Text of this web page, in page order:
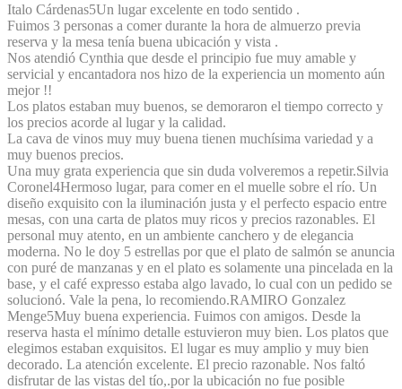
Italo Cárdenas5Un lugar excelente en todo sentido .
Fuimos 3 personas a comer durante la hora de almuerzo previa
reserva y la mesa tenía buena ubicación y vista .
Nos atendió Cynthia que desde el principio fue muy amable y
servicial y encantadora nos hizo de la experiencia un momento aún
mejor !!
Los platos estaban muy buenos, se demoraron el tiempo correcto y
los precios acorde al lugar y la calidad.
La cava de vinos muy muy buena tienen muchísima variedad y a
muy buenos precios.
Una muy grata experiencia que sin duda volveremos a repetir.Silvia
Coronel4Hermoso lugar, para comer en el muelle sobre el río. Un
diseño exquisito con la iluminación justa y el perfecto espacio entre
mesas, con una carta de platos muy ricos y precios razonables. El
personal muy atento, en un ambiente canchero y de elegancia
moderna. No le doy 5 estrellas por que el plato de salmón se anuncia
con puré de manzanas y en el plato es solamente una pincelada en la
base, y el café expresso estaba algo lavado, lo cual con un pedido se
solucionó. Vale la pena, lo recomiendo.RAMIRO Gonzalez
Menge5Muy buena experiencia. Fuimos con amigos. Desde la
reserva hasta el mínimo detalle estuvieron muy bien. Los platos que
elegimos estaban exquisitos. El lugar es muy amplio y muy bien
decorado. La atención excelente. El precio razonable. Nos faltó
disfrutar de las vistas del tío,.por la ubicación no fue posible